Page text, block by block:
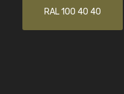
RAL 100 40 40